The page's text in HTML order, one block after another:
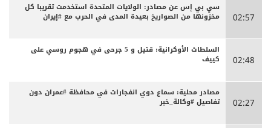
02:57
سي بي إس عن مصادر: الولايات المتحدة استخدمت تقريبا كل
مخزونها من الصواريخ بعيدة المدى في الحرب مع #إيران
02:48
السلطات الأوكرانية: قتيل و 5 جرحى في هجوم روسي على
كييف
02:27
مصادر محلية: سماع دوي انفجارات في محافظة #عمران دون
تفاصيل #وكالة_خبر